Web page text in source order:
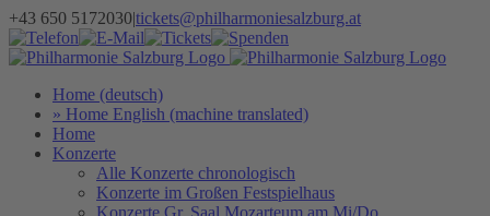
Zum
Inhalt
springen
+43 650 5172030|tickets@philharmoniesalzburg.at
Facebook
YouTube
Instagram
Telefon
E-
Mail
Tickets Spenden
Home (deutsch)
» Home English (machine translated)
Home
Konzerte
Alle Konzerte chronologisch
Konzerte im Großen Festspielhaus
Konzerte Gr. Saal Mozarteum am Mi/Do